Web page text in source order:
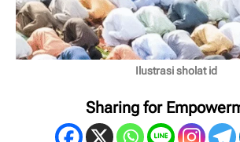
Ilustrasi sholat id
Sharing for